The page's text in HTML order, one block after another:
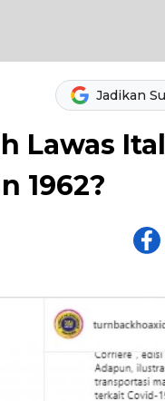
Jadikan
Lawas
1962?